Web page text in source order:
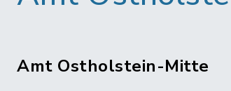
Amt Ostholstein-Mitte